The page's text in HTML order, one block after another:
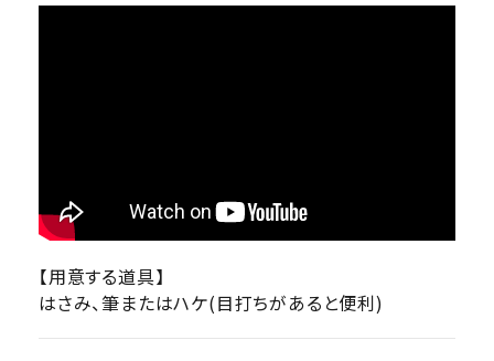
【用意する道具】
はさみ、筆またはハケ(目打ちがあると便利)